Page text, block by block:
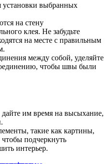
установки выбранных
на стену
клея. Не забудьте
на месте с правильным
между собой, уделяйте
чтобы швы были
им время на высыхание,
такие как картины,
чтобы подчеркнуть
интерьер.